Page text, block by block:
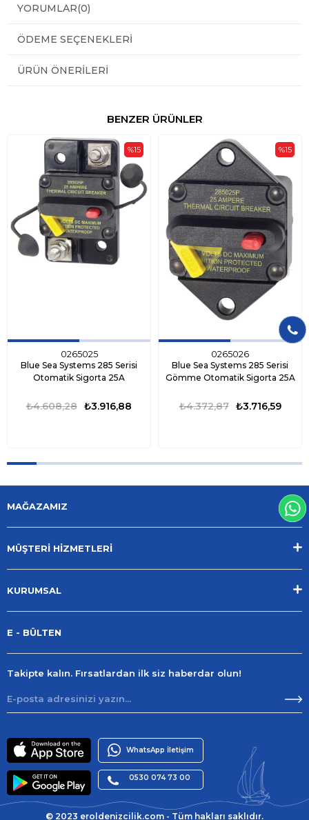
YORUMLAR(0)
ÖDEME SEÇENEKLERI
ÜRÜN ÖNERILERI
BENZER ÜRÜNLER
0265025
Blue Sea Systems 285 Serisi
Otomatik Sigorta 25A
₺3.916,88
₺4.608,28
%15
0265026
Blue Sea Systems 285 Serisi
Gömme Otomatik Sigorta 25A
₺3.716,59
₺4.372,87
%15
MAĞAZAMIZ
MÜŞTERİ HİZMETLERİ
KURUMSAL
E - BÜLTEN
Takipte kalın. Fırsatlardan ilk siz haberdar olun!
WhatsApp İletişim
0530 074 73 00
© 2023 eroldenizcilik.com - Tüm hakları saklıdır.